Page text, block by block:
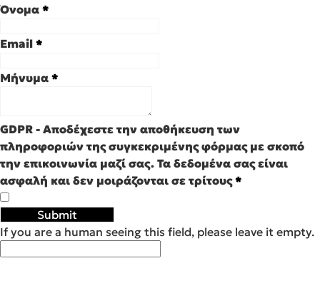
Όνομα *
Email *
Μήνυμα *
GDPR - Αποδέχεστε την αποθήκευση των
πληροφοριών της συγκεκριμένης φόρμας με σκοπό
την επικοινωνία μαζί σας. Τα δεδομένα σας είναι
ασφαλή και δεν μοιράζονται σε τρίτους*
If you are a human seeing this field, please leave it empty.